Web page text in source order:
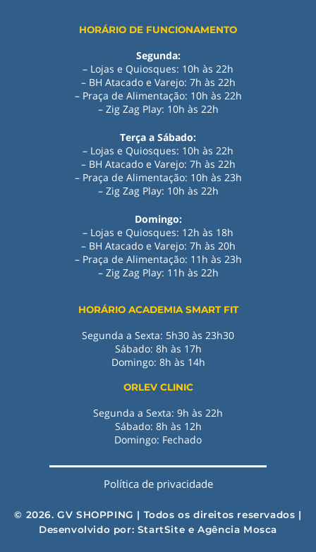
HORÁRIO DE FUNCIONAMENTO
Segunda:
– Lojas e Quiosques: 10h às 22h
– BH Atacado e Varejo: 7h às 22h
– Praça de Alimentação: 10h às 22h
– Zig Zag Play: 10h às 22h
Terça a Sábado:
– Lojas e Quiosques: 10h às 22h
– BH Atacado e Varejo: 7h às 22h
– Praça de Alimentação: 10h às 23h
– Zig Zag Play: 10h às 22h
Domingo:
– Lojas e Quiosques: 12h às 18h
– BH Atacado e Varejo: 7h às 20h
– Praça de Alimentação: 11h às 23h
– Zig Zag Play: 11h às 22h
HORÁRIO ACADEMIA SMART FIT
Segunda a Sexta: 5h30 às 23h30
Sábado: 8h às 17h
Domingo: 8h às 14h
ORLEV CLINIC
Segunda a Sexta: 9h às 22h
Sábado: 8h às 12h
Domingo: Fechado
Política de privacidade
© 2026. GV SHOPPING | Todos os direitos reservados |
Desenvolvido por: StartSite eAgência Mosca